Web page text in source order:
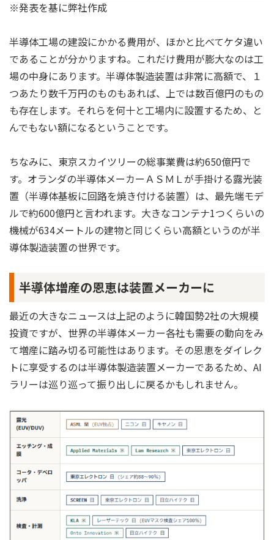
※発表を基に弊社作成
半導体工場の建設にかかる費用が、ほかと比べてケタ違い
であることが分かりますね。これだけ費用が膨大なのは工
場の中身にあります。半導体製造装置は非常に高額で、１
つあたり数千万円のものもあれば、上では数百億円のもの
も存在します。それらを何十と工場内に設置するため、と
んでもない額になるということです。
ちなみに、東京スカイツリーの総事業費は約650億円で
す。オランダの半導体メーカーＡＳＭＬが手掛ける露光装
置（半導体基板に回路を焼き付ける装置）は、最先端モデ
ルで約600億円と言われます。大きなコンテナ1つくらいの
機械が634メートルの建物と同じくらい高額というのが半
導体製造装置の世界です。
半導体増産の恩恵は装置メーカーに
最近の大きなニュースは上記のように韓国勢2社の大規模
投資ですが、世界の半導体メーカー各社も需要の動向をみ
て増産に踏み切る可能性はあります。その恩恵をダイレク
トに享受するのは半導体製造装置メーカーであるため、AI
ラリーは巡り巡って振り出しに戻るかもしれません。